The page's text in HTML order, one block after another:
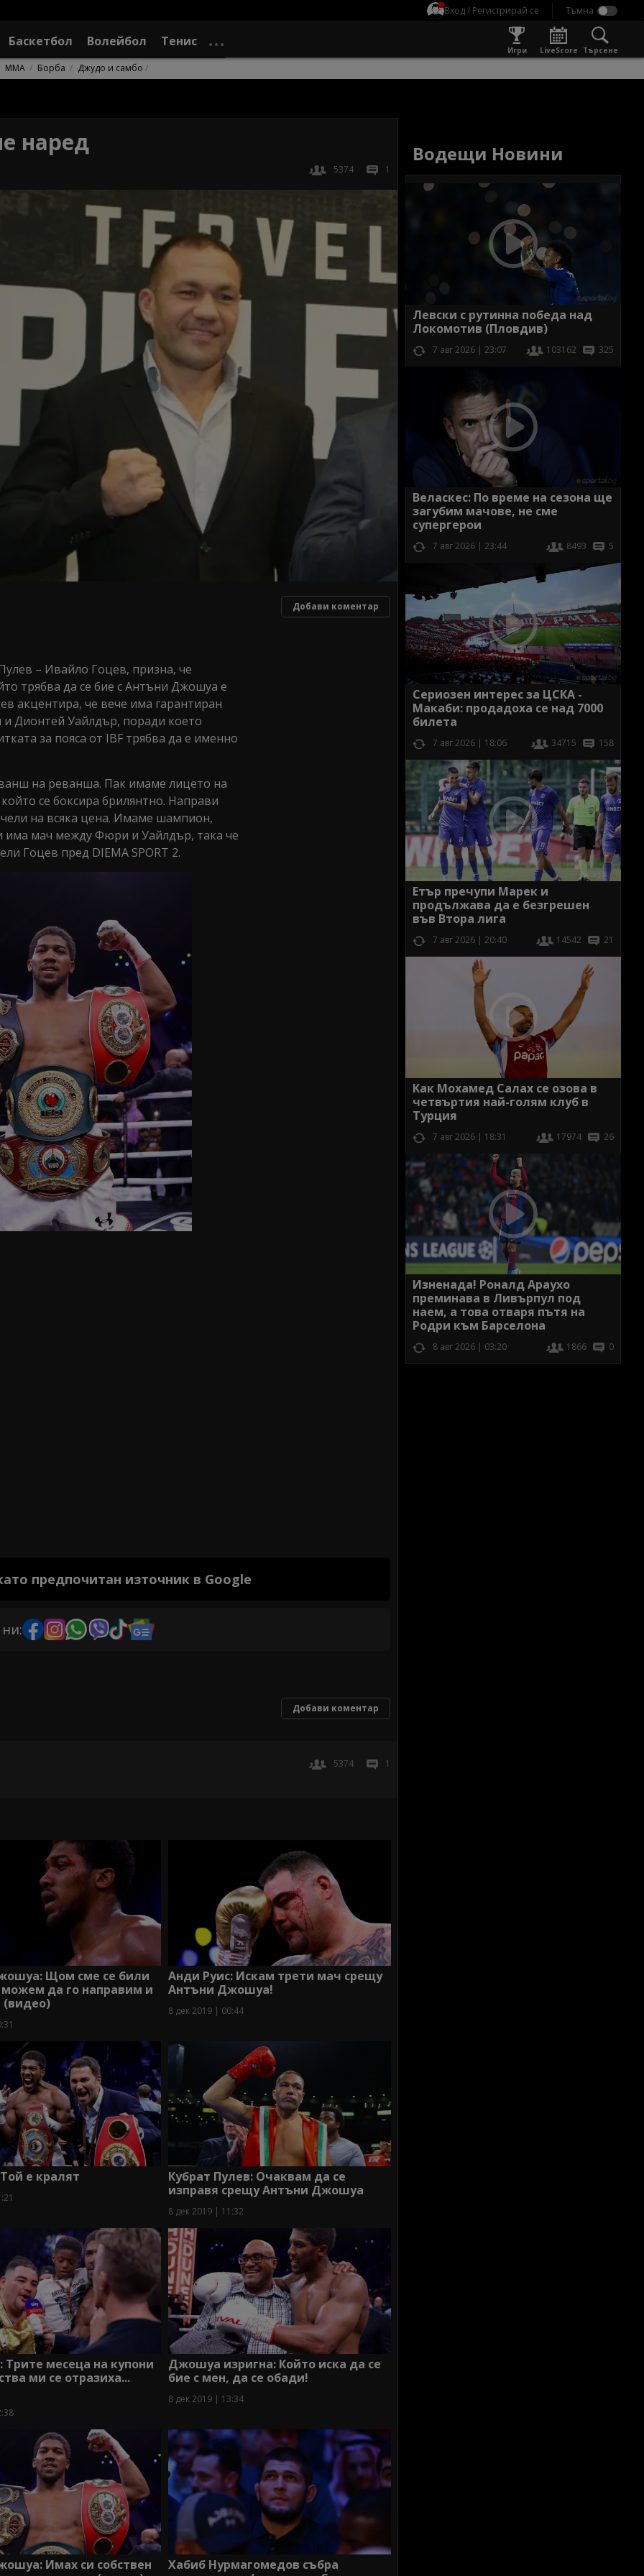
Вход / Регистрирай се
Баскетбол Волейбол Тенис
Игри LiveScore Търсене
ММА Борба Джудо и самбо
наред
5374 1
Добави коментар
– Ивайло Гоцев, призна, че
трябва да се бие с Антъни Джошуа е
акцентира, че вече има гарантиран
Дионтей Уайлдър, поради което
за пояса от IBF трябва да е именно
на реванша. Пак имаме лицето на
се боксира брилянтно. Направи
на всяка цена. Имаме шампион,
има мач между Фюри и Уайлдър, така че
Гоцев пред DIEMA SPORT 2.
предпочитан източник в Google
Добави коментар
5374 1
Щом сме се били
да го направим и
(видео)
Анди Руис: Искам трети мач срещу
Антъни Джошуа!
8 дек 2019 | 00:44
е кралят
Кубрат Пулев: Очаквам да се
изправя срещу Антъни Джошуа
8 дек 2019 | 11:32
Трите месеца на купони
ми се отразиха...
Джошуа изригна: Който иска да се
бие с мен, да се обади!
8 дек 2019 | 13:34
Имах си собствен
Хабиб Нурмагомедов събра
Водещи Новини
Левски с рутинна победа над
Локомотив (Пловдив)
7 авг 2026 | 23:07 103162 325
Веласкес: По време на сезона ще
загубим мачове, не сме
супергерои
7 авг 2026 | 23:44 8493 5
Сериозен интерес за ЦСКА -
Макаби: продадоха се над 7000
билета
7 авг 2026 | 18:06 34715 158
Етър пречупи Марек и
продължава да е безгрешен
във Втора лига
7 авг 2026 | 20:40 14542 21
Как Мохамед Салах се озова в
четвъртия най-голям клуб в
Турция
7 авг 2026 | 18:31 17974 26
Изненада! Роналд Араухо
преминава в Ливърпул под
наем, а това отваря пътя на
Родри към Барселона
8 авг 2026 | 03:20 1866 0